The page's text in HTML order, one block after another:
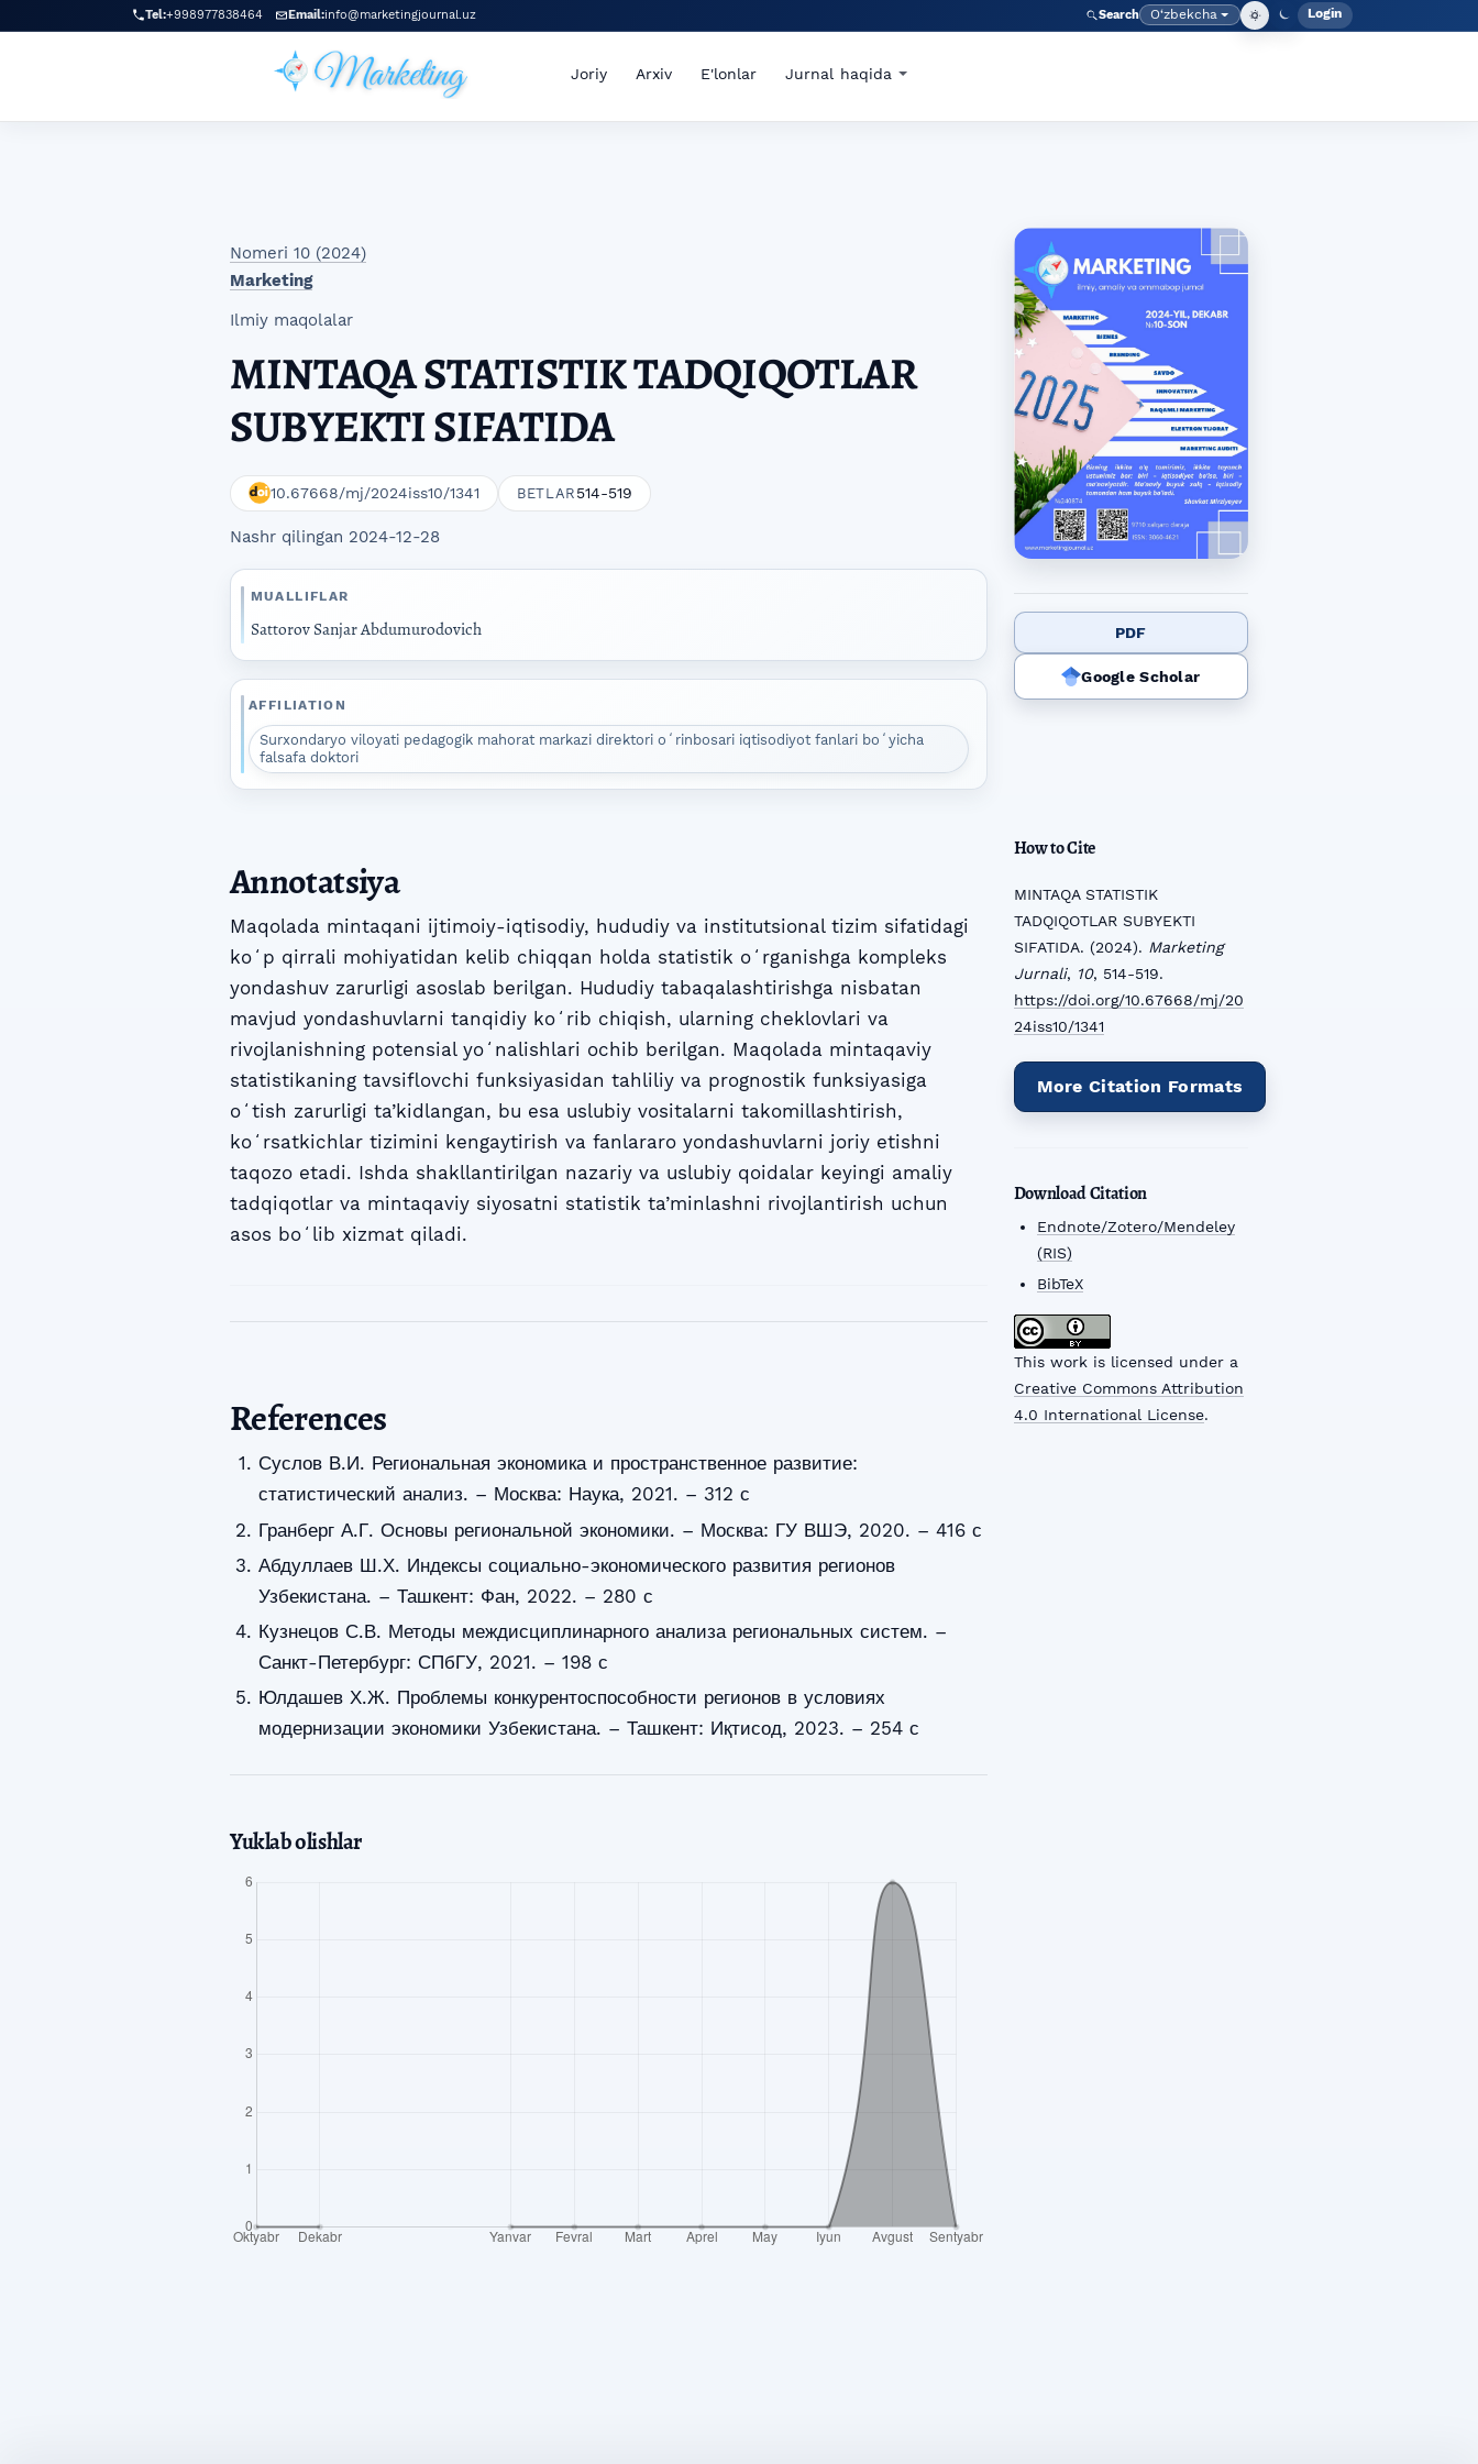
Skip to main navigation menu
Skip to main content
Skip to site footer
Tel:+998977838464 Email:info@marketingjournal.uz Search Language
O‘zbekcha Admin
Login
Joriy Arxiv E'lonlar Jurnal haqida
Nomeri 10 (2024)
Marketing
Ilmiy maqolalar
MINTAQA STATISTIK TADQIQOTLAR
SUBYEKTI SIFATIDA
10.67668/mj/2024iss10/1341 BETLAR 514-519
Nashr qilingan 2024-12-28
MUALLIFLAR
Sattorov Sanjar Abdumurodovich
AFFILIATION
Surxondaryo viloyati pedagogik mahorat markazi direktori oʻrinbosari iqtisodiyot fanlari boʻyicha
falsafa doktori
PDF
Google Scholar
How to Cite
MINTAQA STATISTIK
TADQIQOTLAR SUBYEKTI
SIFATIDA. (2024). Marketing
Jurnali, 10, 514-519.
https://doi.org/10.67668/mj/20
24iss10/1341
More Citation Formats
Download Citation
Endnote/Zotero/Mendeley
(RIS)
BibTeX
This work is licensed under a
Creative Commons Attribution
4.0 International License.
Annotatsiya
Maqolada mintaqani ijtimoiy-iqtisodiy, hududiy va institutsional tizim sifatidagi
koʻp qirrali mohiyatidan kelib chiqqan holda statistik oʻrganishga kompleks
yondashuv zarurligi asoslab berilgan. Hududiy tabaqalashtirishga nisbatan
mavjud yondashuvlarni tanqidiy koʻrib chiqish, ularning cheklovlari va
rivojlanishning potensial yoʻnalishlari ochib berilgan. Maqolada mintaqaviy
statistikaning tavsiflovchi funksiyasidan tahliliy va prognostik funksiyasiga
oʻtish zarurligi ta’kidlangan, bu esa uslubiy vositalarni takomillashtirish,
koʻrsatkichlar tizimini kengaytirish va fanlararo yondashuvlarni joriy etishni
taqozo etadi. Ishda shakllantirilgan nazariy va uslubiy qoidalar keyingi amaliy
tadqiqotlar va mintaqaviy siyosatni statistik ta’minlashni rivojlantirish uchun
asos boʻlib xizmat qiladi.
References
Суслов В.И. Региональная экономика и пространственное развитие:
статистический анализ. – Москва: Наука, 2021. – 312 с
Гранберг А.Г. Основы региональной экономики. – Москва: ГУ ВШЭ, 2020. – 416 с
Абдуллаев Ш.Х. Индексы социально-экономического развития регионов
Узбекистана. – Ташкент: Фан, 2022. – 280 с
Кузнецов С.В. Методы междисциплинарного анализа региональных систем. –
Санкт-Петербург: СПбГУ, 2021. – 198 с
Юлдашев Х.Ж. Проблемы конкурентоспособности регионов в условиях
модернизации экономики Узбекистана. – Ташкент: Иқтисод, 2023. – 254 с
Yuklab olishlar